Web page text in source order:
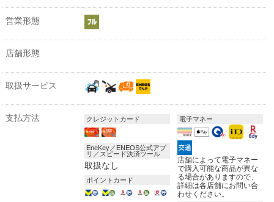
営業形態
店舗形態
取扱サービス
支払方法 クレジットカード
EneKey／ENEOS公式アプ
リ／スピード決済ツール
取扱なし
ポイントカード
電子マネー
店舗によって電子マネー
で購入可能な商品が異な
る場合がありますので、
詳細は各店舗にお問い合
わせください。